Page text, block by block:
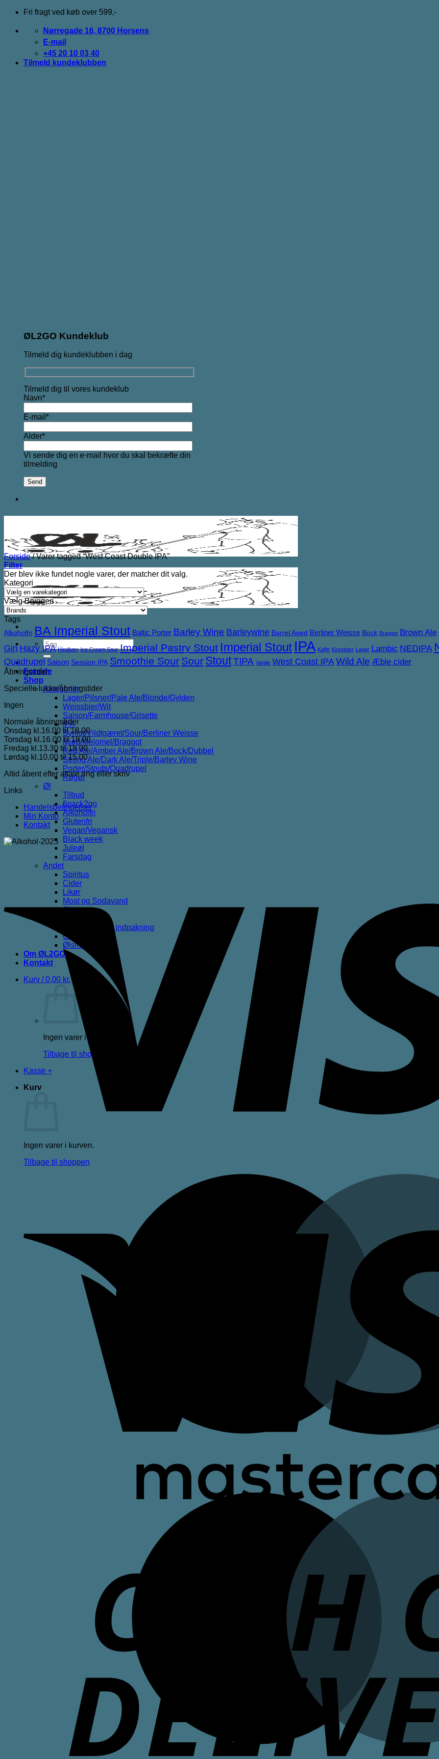
Fortsæt
indhold
Fri fragt ved køb over 599,-
Nørregade 16, 8700 Horsens
E-mail
+45 20 10 03 40
Tilmeld kundeklubben
ØL2GO Kundeklub
Tilmeld dig kundeklubben i dag
Tilmeld dig til vores kundeklub
Navn*
E-mail*
Alder*
Vi sende dig en e-mail hvor du skal bekræfte din
tilmelding
Søg
efter:
Forside
Shop
Kategorier
Lager/Pilsner/Pale Ale/Blonde/Gylden
Weissbier/Wit
Saison/Farmhouse/Grisette
IPA
Syrligt/Vildtgæret/Sour/Berliner Weisse
Mjød/Melomel/Braggot
Red Ale/Amber Ale/Brown Ale/Bock/Dubbel
Strong Ale/Dark Ale/Triple/Barley Wine
Porter/Stouts/Quadrupel
Røgøl
Øl
Tilbud
6pack2go
Alkoholfri
Glutenfri
Vegan/Vegansk
Black week
Juleøl
Farsdag
Andet
Spiritus
Cider
Likør
Most og Sodavand
Chips
Gaveæsker og indpakning
Glas
Ølsmagning
Om ØL2GO
Kontakt
Kurv /0,00 kr.
Ingen varer i kurven.
Tilbage til shoppen
Kasse +
Kurv
Ingen varer i kurven.
Tilbage til shoppen
Forside /Varer tagged “West Coast Double IPA”
Filter
Der blev ikke fundet nogle varer, der matcher dit valg.
Kategori
Vælg Bryggeri
Tags
Alkoholfri BA Imperial Stout Baltic Porter Barley Wine Barleywine Barrel Aged Berliner Weisse Bock Braggot Brown Ale
Gin Hazy IPA Hindbær Ice Cream Sour Imperial Pastry Stout Imperial Stout IPA Kaffe Kirsebær Lager Lambic NEDIPA
Quadrupel Saison Session IPA Smoothie Sour Sour StoutTIPA Vanilje West Coast IPAWild Ale Æble cider
Åbningstider:
Specielle lukke/åbningstider
Ingen
Normale åbningstider
Onsdag kl.16.00 til 18.00
Torsdag kl.16.00 til 18.00
Fredag kl.13.30 til 18.00
Lørdag kl.10.00 til 15.00
Altid åbent efter aftale ring eller skriv
Links
Handelsbetingelser
Min Konto
Kontakt